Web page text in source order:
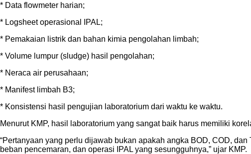
* Data flowmeter harian;
* Logsheet operasional IPAL;
* Pemakaian listrik dan bahan kimia pengolahan limbah;
* Volume lumpur (sludge) hasil pengolahan;
* Neraca air perusahaan;
* Manifest limbah B3;
* Konsistensi hasil pengujian laboratorium dari waktu ke waktu.
Menurut KMP, hasil laboratorium yang sangat baik harus memiliki
“Pertanyaan yang perlu dijawab bukan apakah angka BOD, COD,
beban pencemaran, dan operasi IPAL yang sesungguhnya,” ujar KMP.